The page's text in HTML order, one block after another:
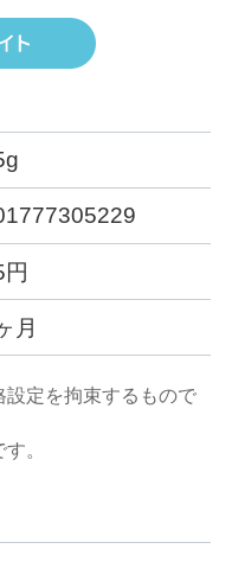
月
定を拘束するもので
。